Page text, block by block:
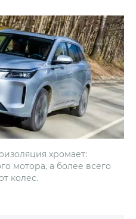
хромает:
мотора, а более всего
колес.